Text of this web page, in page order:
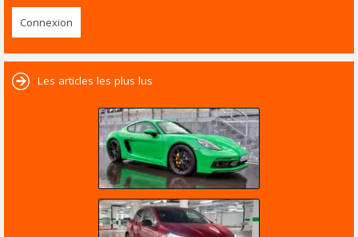
Les articles les plus lus